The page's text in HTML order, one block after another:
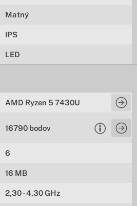
Matný
IPS
LED
AMD Ryzen 5 7430U
16790 bodov
6
16 MB
2,30 - 4,30 GHz